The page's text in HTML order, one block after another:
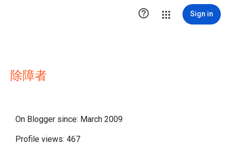
 Sign in
除障者
On Blogger since: March 2009
Profile views: 467